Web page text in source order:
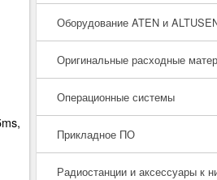
Оборудование ATEN и
Оригинальные расходные
Операционные системы
Прикладное ПО
Радиостанции и аксессуары к